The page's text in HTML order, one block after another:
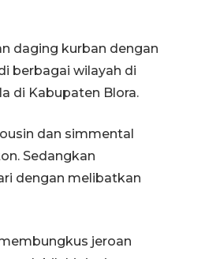
daging kurban dengan
berbagai wilayah di
di Kabupaten Blora.
dan simmental
Sedangkan
dengan melibatkan
jeroan